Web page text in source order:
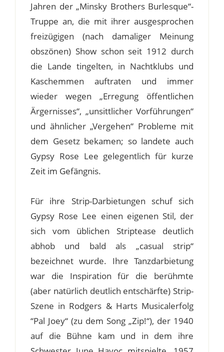
Jahren der „Minsky Brothers Burlesque“-
Truppe an, die mit ihrer ausgesprochen
freizügigen (nach damaliger Meinung
obszönen) Show schon seit 1912 durch
die Lande tingelten, in Nachtklubs und
Kaschemmen auftraten und immer
wieder wegen „Erregung öffentlichen
Ärgernisses“, „unsittlicher Vorführungen“
und ähnlicher „Vergehen“ Probleme mit
dem Gesetz bekamen; so landete auch
Gypsy Rose Lee gelegentlich für kurze
Zeit im Gefängnis.
Für ihre Strip-Darbietungen schuf sich
Gypsy Rose Lee einen eigenen Stil, der
sich vom üblichen Striptease deutlich
abhob und bald als „casual strip“
bezeichnet wurde. Ihre Tanzdarbietung
war die Inspiration für die berühmte
(aber natürlich deutlich entschärfte) Strip-
Szene in Rodgers & Harts Musicalerfolg
“Pal Joey“ (zu dem Song „Zip!“), der 1940
auf die Bühne kam und in dem ihre